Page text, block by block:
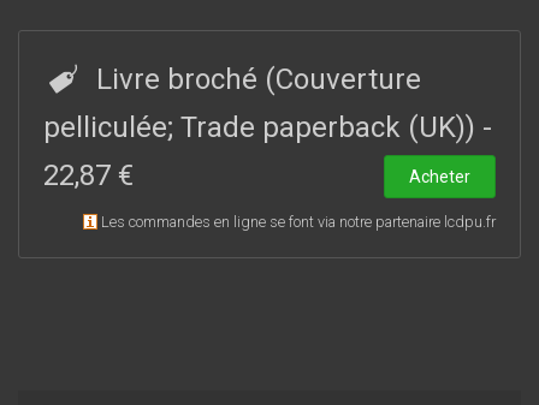
chronique de l’émigration des « intellectuels » fuyant le
nazisme mais de montrer dans quelle mesure leur
conception de la raison s’en est trouvée changée et les
modifications méthodologiques que cette émigration a
entraîné dans leurs œuvres.
Livre broché (Couverture
pelliculée; Trade paperback (UK)) -
22,87 €
Acheter
Les commandes en ligne se font via notre partenaire lcdpu.fr